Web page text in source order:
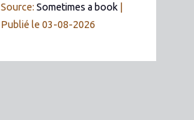
Source:Sometimes a book
Publié le 03-08-2026